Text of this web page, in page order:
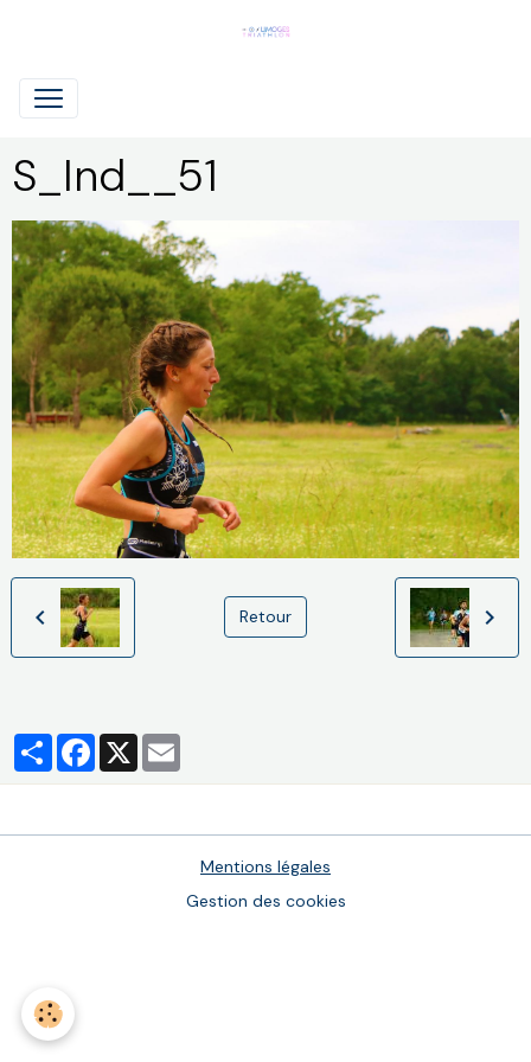
S_Ind__51
Retour
PartagerFacebook
X
Mentions légales
Gestion des cookies